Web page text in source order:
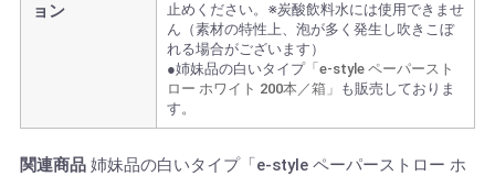
ョン
止めください。※炭酸飲料水には使用できませ
ん（素材の特性上、泡が多く発生し吹きこぼ
れる場合がございます）
●姉妹品の白いタイプ「e-style ペーパースト
ロー ホワイト 200本／箱」 も販売しておりま
す。
関連商品姉妹品の白いタイプ「e-style ペーパーストロー ホ